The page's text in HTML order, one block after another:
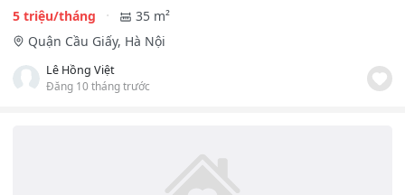
5 triệu/tháng
35 m²
Quận Cầu Giấy, Hà Nội
Lê Hồng Việt
Đăng 10 tháng trước